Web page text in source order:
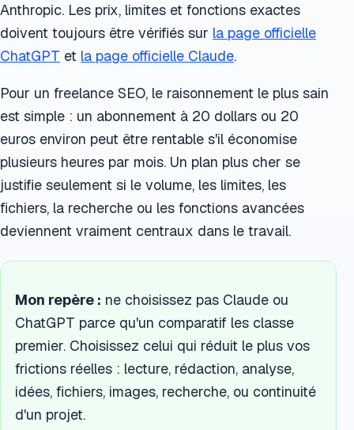
Anthropic. Les prix, limites et fonctions exactes
doivent toujours être vérifiés sur la page officielle
ChatGPT et la page officielle Claude.
Pour un freelance SEO, le raisonnement le plus sain
est simple : un abonnement à 20 dollars ou 20
euros environ peut être rentable s'il économise
plusieurs heures par mois. Un plan plus cher se
justifie seulement si le volume, les limites, les
fichiers, la recherche ou les fonctions avancées
deviennent vraiment centraux dans le travail.
Mon repère : ne choisissez pas Claude ou
ChatGPT parce qu'un comparatif les classe
premier. Choisissez celui qui réduit le plus vos
frictions réelles : lecture, rédaction, analyse,
idées, fichiers, images, recherche, ou continuité
d'un projet.